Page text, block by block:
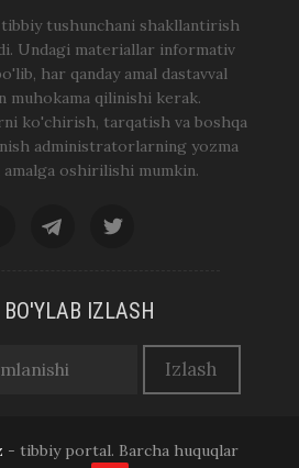
tushunchani shakllantirish
Undagi materiallar informativ
har qanday amal dastavval
muhokama qilinishi kerak.
ko'chirish, tarqatish va boshqa
administratorlarning yozma
oshirilishi mumkin.
BO'YLAB IZLASH
- tibbiy portal. Barcha huquqlar